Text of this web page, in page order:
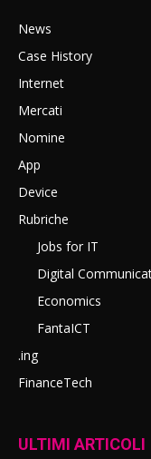
News
Case History
Internet
Mercati
Nomine
App
Device
Rubriche
Jobs for IT
Digital
Economics
FantaICT
.ing
FinanceTech
ULTIMI ARTICOLI